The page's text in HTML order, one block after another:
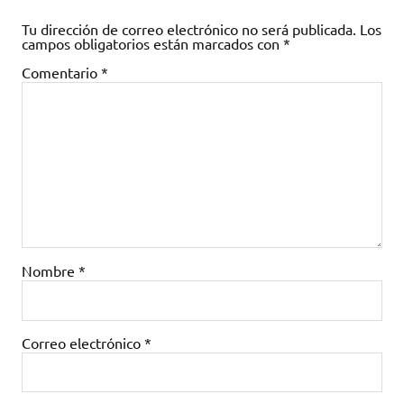
Tu dirección de correo electrónico no será publicada. Los
campos obligatorios están marcados con *
Comentario *
Nombre *
Correo electrónico *